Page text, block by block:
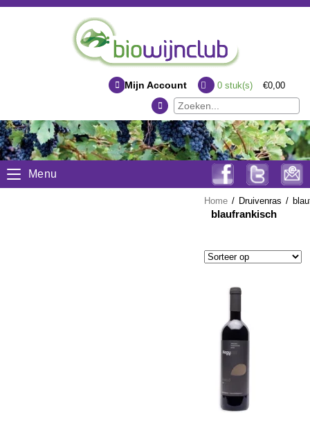
Mijn Account 0stuk(s) €0,00
Menu
Home / Druivenras /
blaufrankisch